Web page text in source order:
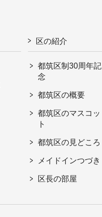
区の紹介
都筑区制30周年記
念
都筑区の概要
都筑区のマスコッ
ト
都筑区の見どころ
メイドインつづき
区長の部屋